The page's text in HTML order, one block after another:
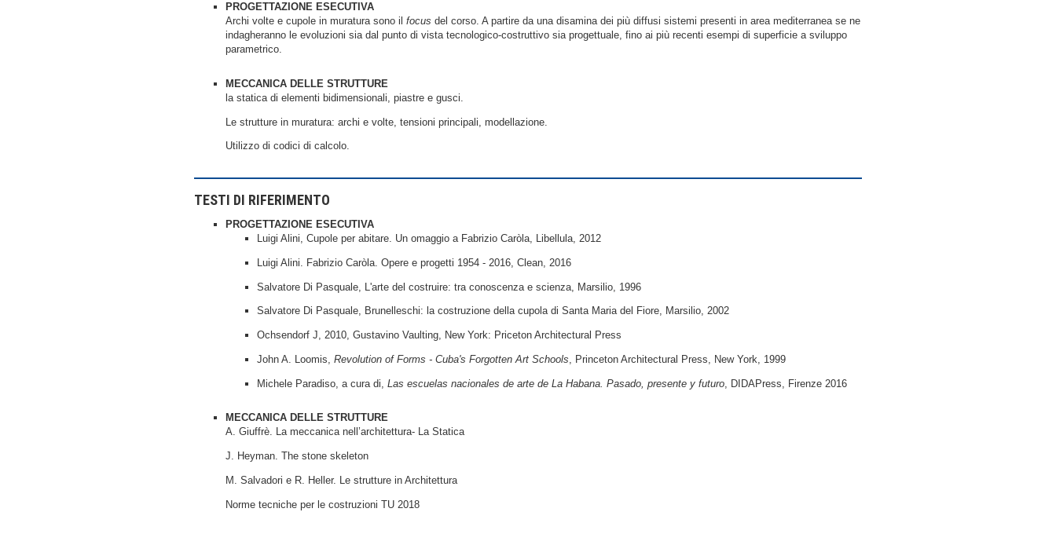
PROGETTAZIONE ESECUTIVA
Archi volte e cupole in muratura sono il focus del corso. A partire da una disamina dei più diffusi sistemi presenti in area mediterranea se ne
indagheranno le evoluzioni sia dal punto di vista tecnologico-costruttivo sia progettuale, fino ai più recenti esempi di superficie a sviluppo
parametrico.
MECCANICA DELLE STRUTTURE
la statica di elementi bidimensionali, piastre e gusci.
Le strutture in muratura: archi e volte, tensioni principali, modellazione.
Utilizzo di codici di calcolo.
TESTI DI RIFERIMENTO
PROGETTAZIONE ESECUTIVA
Luigi Alini, Cupole per abitare. Un omaggio a Fabrizio Caròla, Libellula, 2012
Luigi Alini. Fabrizio Caròla. Opere e progetti 1954 - 2016, Clean, 2016
Salvatore Di Pasquale, L'arte del costruire: tra conoscenza e scienza, Marsilio, 1996
Salvatore Di Pasquale, Brunelleschi: la costruzione della cupola di Santa Maria del Fiore, Marsilio, 2002
Ochsendorf J, 2010, Gustavino Vaulting, New York: Priceton Architectural Press
John A. Loomis, Revolution of Forms - Cuba's Forgotten Art Schools , Princeton Architectural Press, New York, 1999
Michele Paradiso, a cura di, Las escuelas nacionales de arte de La Habana. Pasado, presente y futuro , DIDAPress, Firenze 2016
MECCANICA DELLE STRUTTURE
A. Giuffrè. La meccanica nell’architettura- La Statica
J. Heyman. The stone skeleton
M. Salvadori e R. Heller. Le strutture in Architettura
Norme tecniche per le costruzioni TU 2018